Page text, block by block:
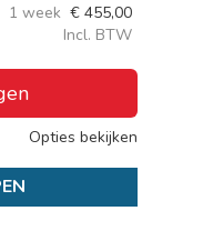
1 week € 455,00
Incl. BTW
Opties bekijken